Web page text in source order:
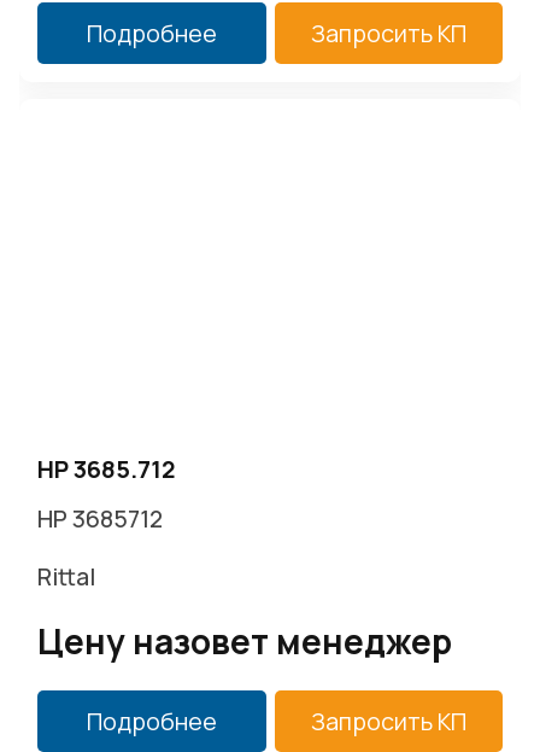
Подробнее Запросить КП
HP 3685.712
HP 3685712
Rittal
Цену назовет менеджер
Подробнее Запросить КП